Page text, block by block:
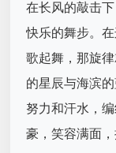
在长风的敲击
快乐的舞步。
歌起舞，那旋
的星辰与海滨
努力和汗水，
豪，笑容满面